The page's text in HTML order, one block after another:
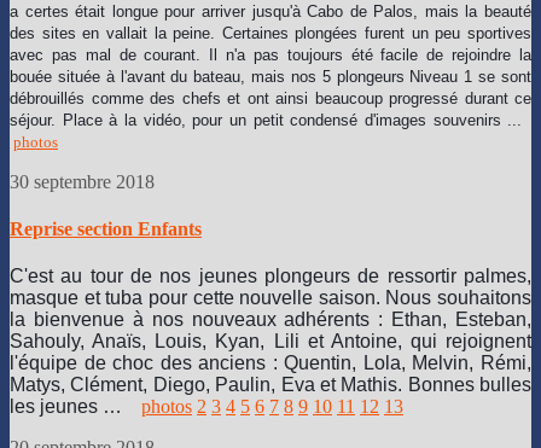
a certes était longue pour arriver jusqu'à Cabo de Palos, mais la beauté
des sites en vallait la peine. Certaines plongées furent un peu sportives
avec pas mal de courant. Il n'a pas toujours été facile de rejoindre la
bouée située à l'avant du bateau, mais nos 5 plongeurs Niveau 1 se sont
débrouillés comme des chefs et ont ainsi beaucoup progressé durant ce
séjour. Place à la vidéo, pour un petit condensé d'images souvenirs ...
photos
30 septembre 2018
Reprise section Enfants
C'est au tour de nos jeunes plongeurs de ressortir palmes,
masque et tuba pour cette nouvelle saison. Nous souhaitons
la bienvenue à nos nouveaux adhérents : Ethan, Esteban,
Sahouly, Anaïs, Louis, Kyan, Lili et Antoine, qui rejoignent
l'équipe de choc des anciens : Quentin, Lola, Melvin, Rémi,
Matys, Clément, Diego, Paulin, Eva et Mathis. Bonnes bulles
les jeunes …
photos 2 3 4 5 6 7 8 9 10 11 12 13